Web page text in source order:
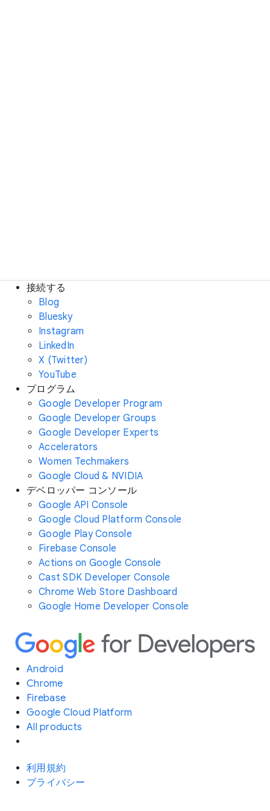
接続する
Blog
Bluesky
Instagram
LinkedIn
X (Twitter)
YouTube
プログラム
Google Developer Program
Google Developer Groups
Google Developer Experts
Accelerators
Women Techmakers
Google Cloud & NVIDIA
デベロッパー コンソール
Google API Console
Google Cloud Platform Console
Google Play Console
Firebase Console
Actions on Google Console
Cast SDK Developer Console
Chrome Web Store Dashboard
Google Home Developer Console
Android
Chrome
Firebase
Google Cloud Platform
All products
利用規約
プライバシー